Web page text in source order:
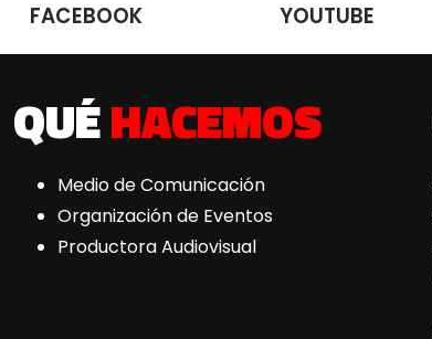
FACEBOOK YOUTUBE
QUÉHACEMOS
Medio de Comunicación
Organización de Eventos
Productora Audiovisual